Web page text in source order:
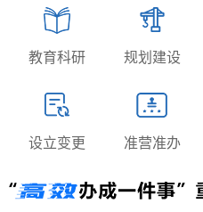
教育科研 规划建设
设立变更 准营准办